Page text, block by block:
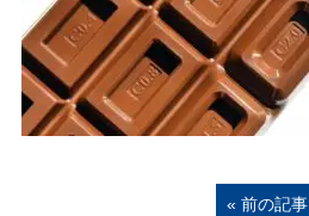
« 前の記事